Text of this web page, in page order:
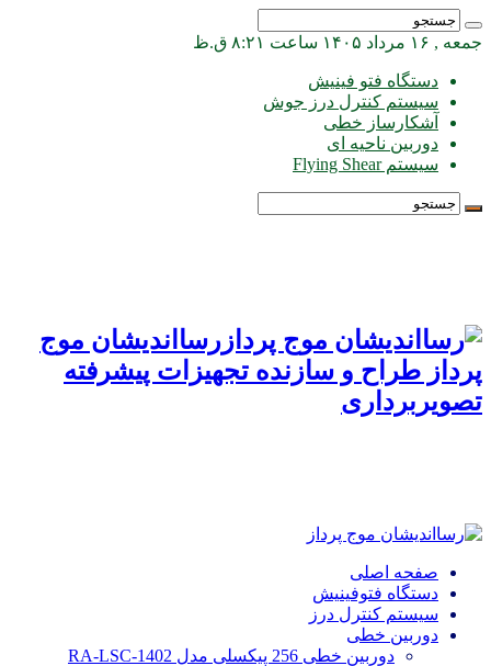
جمعه , ۱۶ مرداد ۱۴۰۵ ساعت ۸:۲۱ ق.ظ
دستگاه فتو فینیش
سیستم کنترل درز جوش
آشکارساز خطی
دوربین ناحیه ای
سیستم Flying Shear
رسااندیشان موج
پرداز طراح و سازنده تجهیزات پیشرفته
تصویربرداری
صفحه اصلی
دستگاه فتوفینیش
سیستم کنترل درز
دوربین خطی
دوربین خطی 256 پیکسلی مدل RA-LSC-1402